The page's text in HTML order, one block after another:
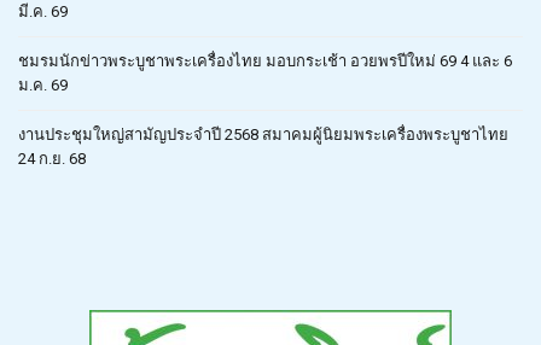
มี.ค. 69
ชมรมนักข่าวพระบูชาพระเครื่องไทย มอบกระเช้า อวยพรปีใหม่ 69 4 และ 6
ม.ค. 69
งานประชุมใหญ่สามัญประจำปี 2568 สมาคมผู้นิยมพระเครื่องพระบูชาไทย
24 ก.ย. 68